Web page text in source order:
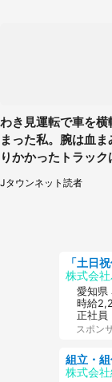
わき見運転で車を横
まった私。腕は血
りかかったトラック
ていき...（福岡県・
Jタウンネット読者
株式会
愛知県
時給
正社員
スポン
株式会